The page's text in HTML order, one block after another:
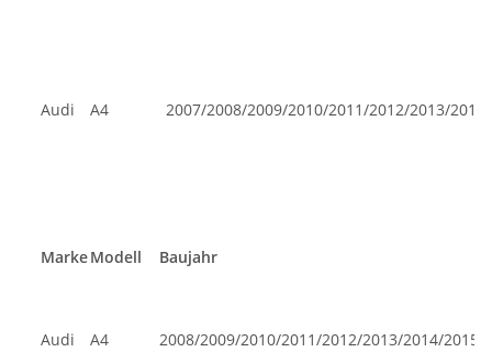
Audi A4 2007/2008/2009/2010/2011/2012/2013/
MarkeModell Baujahr
Audi A4 2008/2009/2010/2011/2012/2013/2014/2015